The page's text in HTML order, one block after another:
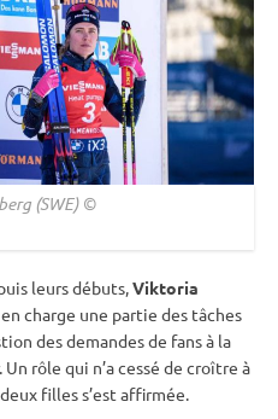
(SWE) ©
leurs débuts,Viktoria
charge une partie des tâches
des demandes de fans à la
rôle qui n’a cessé de croître à
filles s’est affirmée.